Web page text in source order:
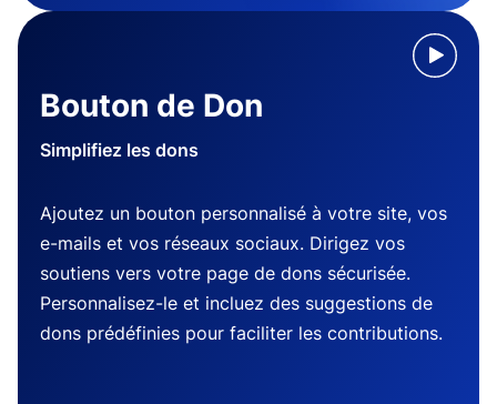
Bouton de Don
Simplifiez les dons
Ajoutez un bouton personnalisé à votre site, vos
e-mails et vos réseaux sociaux. Dirigez vos
soutiens vers votre page de dons sécurisée.
Personnalisez-le et incluez des suggestions de
dons prédéfinies pour faciliter les contributions.